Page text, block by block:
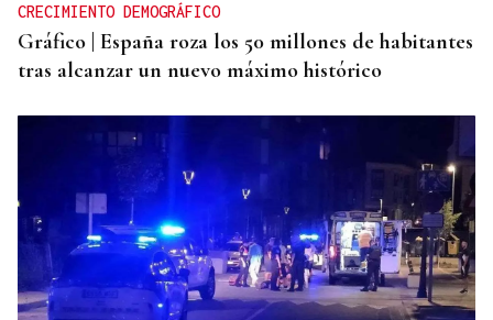
CRECIMIENTO DEMOGRÁFICO
Gráfico | España roza los 50 millones de habitantes
tras alcanzar un nuevo máximo histórico